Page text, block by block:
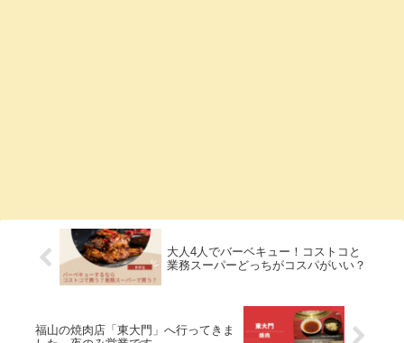
大人4人でバーベキュー！コストコと
業務スーパーどっちがコスパがいい？
福山の焼肉店「東大門」へ行ってきま